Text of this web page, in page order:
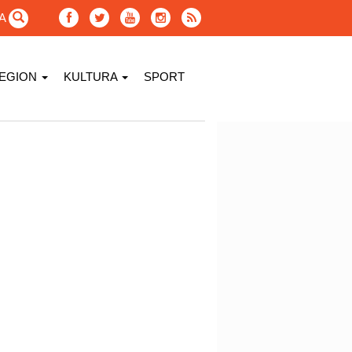
KULTURA SPORT